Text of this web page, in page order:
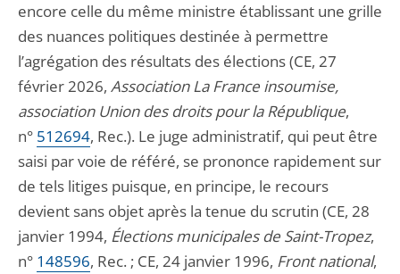
encore celle du même ministre établissant une grille
des nuances politiques destinée à permettre
l’agrégation des résultats des élections (CE, 27
février 2026, Association La France insoumise,
association Union des droits pour la République,
n° 512694, Rec.). Le juge administratif, qui peut être
saisi par voie de référé, se prononce rapidement sur
de tels litiges puisque, en principe, le recours
devient sans objet après la tenue du scrutin (CE, 28
janvier 1994, Élections municipales de Saint-Tropez,
n° 148596, Rec. ; CE, 24 janvier 1996, Front national,